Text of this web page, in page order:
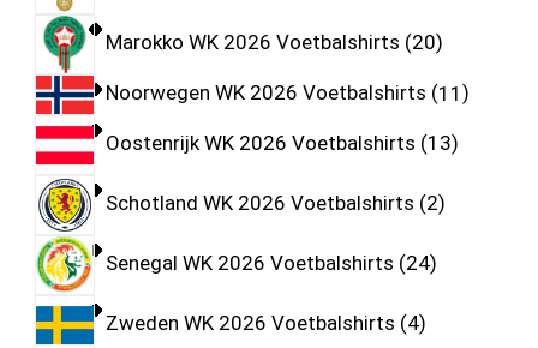
Marokko WK 2026 Voetbalshirts 20
Noorwegen WK 2026 Voetbalshirts 11
Oostenrijk WK 2026 Voetbalshirts 13
Schotland WK 2026 Voetbalshirts 2
Senegal WK 2026 Voetbalshirts 24
Zweden WK 2026 Voetbalshirts 4